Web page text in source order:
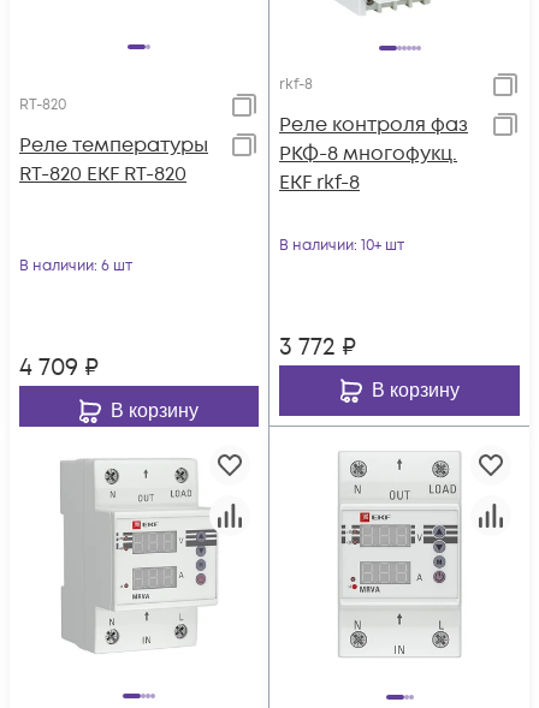
RT-820
Реле температуры
RT-820 EKF RT-820
В наличии: 6 шт
4 709 ₽
В корзину
rkf-8
Реле контроля фаз
РКФ-8 многофукц.
EKF rkf-8
В наличии: 10+ шт
3 772 ₽
В корзину